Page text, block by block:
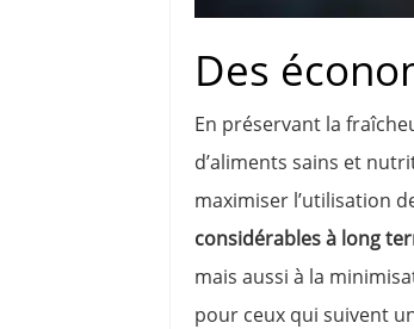
Des
En préservant la
d’aliments sains et
maximiser l’utilisation
considérables à long
mais aussi à la
pour ceux qui suivent